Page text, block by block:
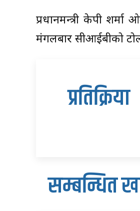
प्रधानमन्त्री केपी शर्मा
मंगलबार सीआईबीको
प्रतिक्रिया
सम्बन्धित